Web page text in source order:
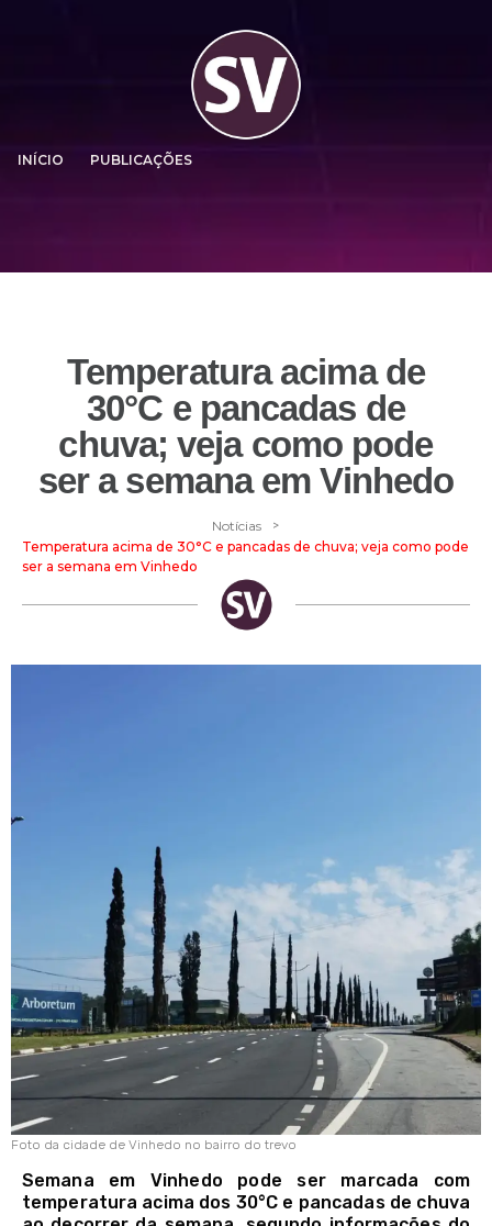
INÍCIO PUBLICAÇÕES
Temperatura acima de
30°C e pancadas de
chuva; veja como pode
ser a semana em Vinhedo
Notícias >
Temperatura acima de 30°C e pancadas de chuva; veja como pode
ser a semana em Vinhedo
Foto da cidade de Vinhedo no bairro do trevo
Semana em Vinhedo pode ser marcada com
temperatura acima dos 30°C e pancadas de chuva